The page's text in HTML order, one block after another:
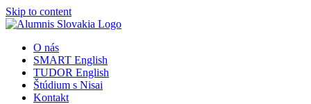
Skip to content
O nás
SMART English
TUDOR English
Štúdium s Nisai
Kontakt